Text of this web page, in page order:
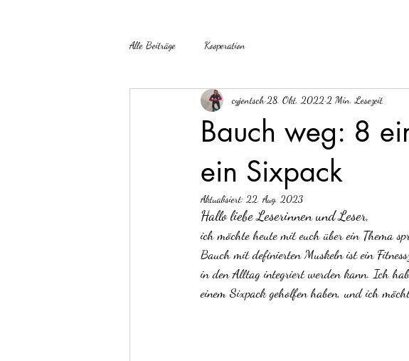
Alle Beiträge Kooperation
Bauch weg: 8
ein Sixpack
cyjentsch28. Okt. 2022 2 Min. Lesezeit
Aktualisiert: 22. Aug. 2023
Hallo liebe Leserinnen und Leser,
ich möchte heute mit euch über ein Thema
Bauch mit definierten Muskeln ist ein
in den Alltag integriert werden kann. Ich
einem Sixpack geholfen haben, und ich